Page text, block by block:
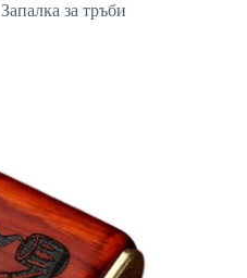
Запалка за тръби